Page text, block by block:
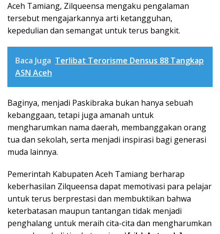
Aceh Tamiang, Zilqueensa mengaku pengalaman
tersebut mengajarkannya arti ketangguhan,
kepedulian dan semangat untuk terus bangkit.
Baca Juga Terlibat Terorisme Densus 88 Tangkap
ASN Aceh
Baginya, menjadi Paskibraka bukan hanya sebuah
kebanggaan, tetapi juga amanah untuk
mengharumkan nama daerah, membanggakan orang
tua dan sekolah, serta menjadi inspirasi bagi generasi
muda lainnya.
Pemerintah Kabupaten Aceh Tamiang berharap
keberhasilan Zilqueensa dapat memotivasi para pelajar
untuk terus berprestasi dan membuktikan bahwa
keterbatasan maupun tantangan tidak menjadi
penghalang untuk meraih cita-cita dan mengharumkan